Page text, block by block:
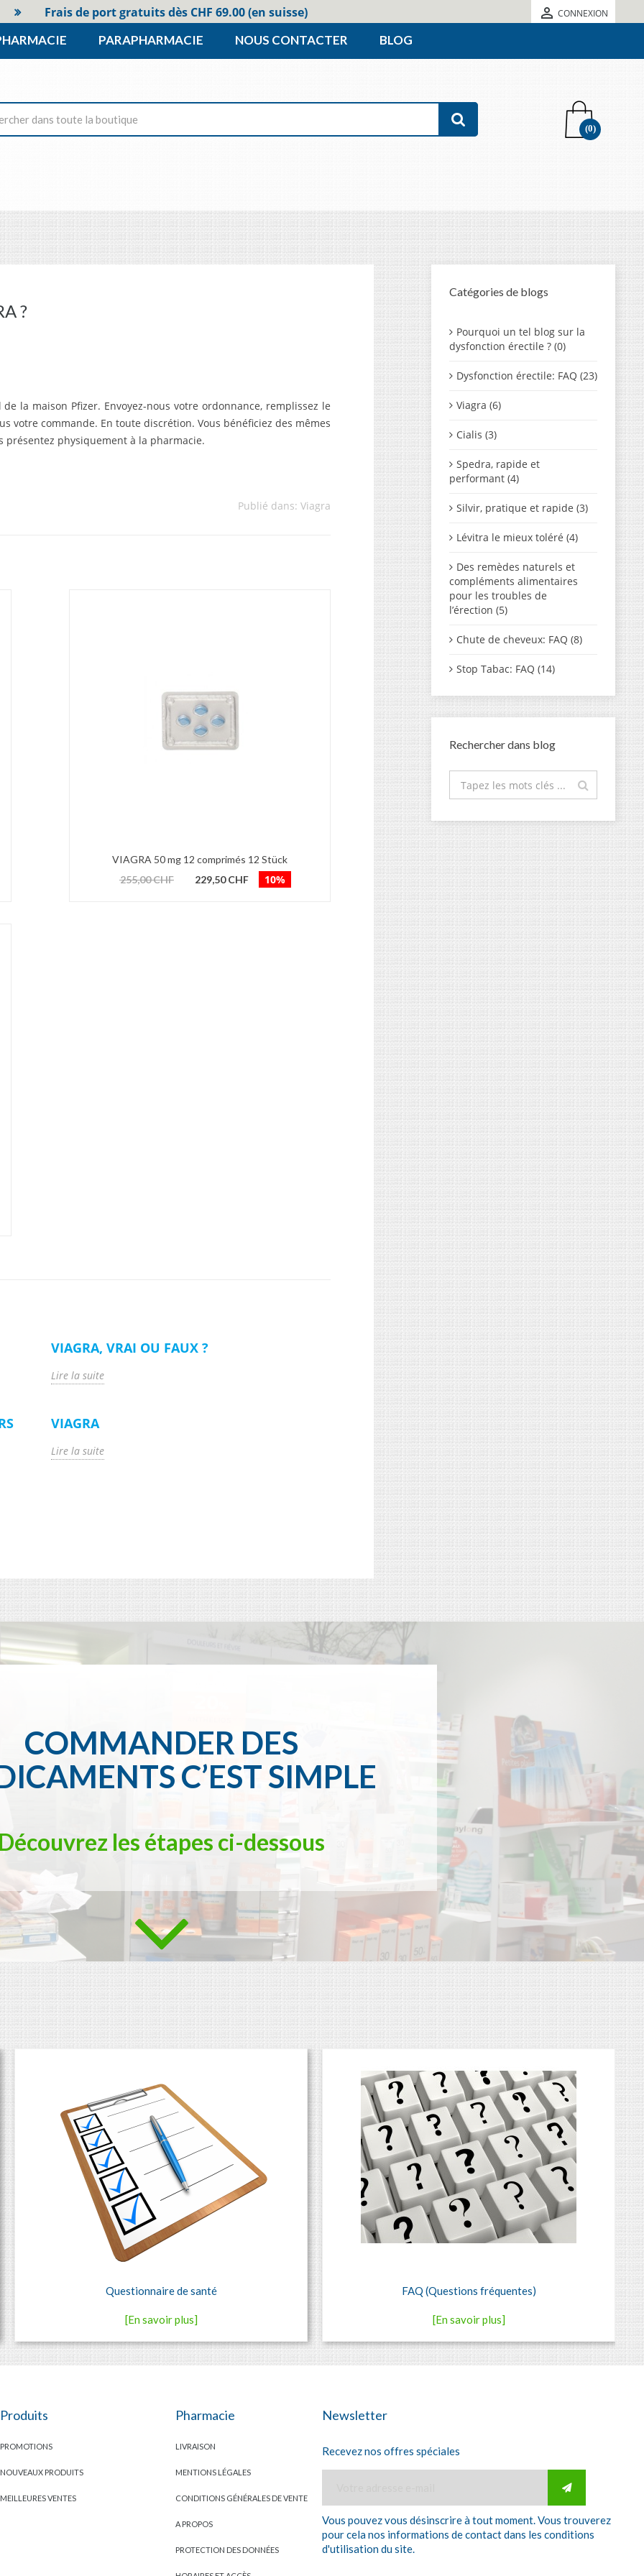
 CONNEXION
Frais de port gratuits dès CHF 69.00 (en suisse)
PARAPHARMACIE NOUS CONTACTER BLOG
(0)
?
Posté sur:
la maison Pfizer. Envoyez-nous votre ordonnance, remplissez le
votre commande. En toute discrétion. Vous bénéficiez des mêmes
physiquement à la pharmacie.
Publié dans: Viagra
VIAGRA 50 mg 12 comprimés 12 Stück
255,00 CHF
229,50 CHF 10%
VIAGRA, VRAI OU FAUX ?
Lire la suite
VIAGRA
Lire la suite
Catégories de blogs
Pourquoi un tel blog sur la
dysfonction érectile ? (0)
Dysfonction érectile: FAQ (23)
Viagra (6)
Cialis (3)
Spedra, rapide et
performant (4)
Silvir, pratique et rapide (3)
Lévitra le mieux toléré (4)
Des remèdes naturels et
compléments alimentaires
pour les troubles de
l’érection (5)
Chute de cheveux: FAQ (8)
Stop Tabac: FAQ (14)
Rechercher dans blog
COMMANDER DES
C’EST SIMPLE
les étapes ci-dessous
Questionnaire de santé
[En savoir plus]
FAQ (Questions fréquentes)
[En savoir plus]
Produits
PROMOTIONS
NOUVEAUX PRODUITS
MEILLEURES VENTES
Pharmacie
LIVRAISON
MENTIONS LÉGALES
CONDITIONS GÉNÉRALES DE VENTE
A PROPOS
PROTECTION DES DONNÉES
Newsletter
Recevez nos offres spéciales
Vous pouvez vous désinscrire à tout moment. Vous trouverez
pour cela nos informations de contact dans les conditions
d'utilisation du site.